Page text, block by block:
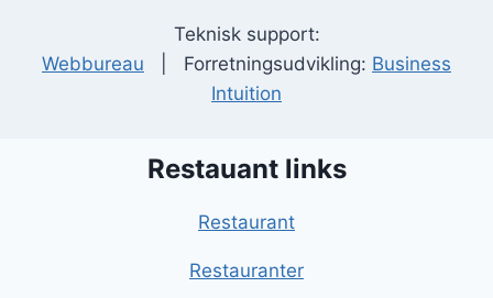
Teknisk support:
Webbureau | Forretningsudvikling: Business
Intuition
Restauant links
Restaurant
Restauranter